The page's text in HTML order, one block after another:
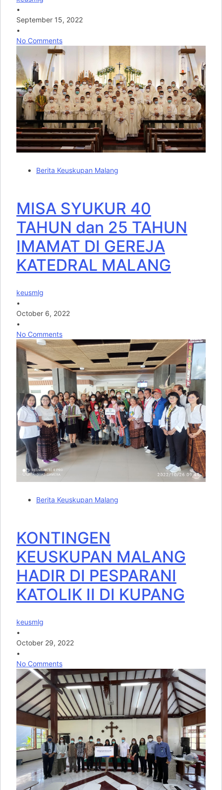
•
September 15, 2022
•
No Comments
Berita Keuskupan Malang
MISA SYUKUR 40
TAHUN dan 25 TAHUN
IMAMAT DI GEREJA
KATEDRAL MALANG
keusmlg
•
October 6, 2022
•
No Comments
Berita Keuskupan Malang
KONTINGEN
KEUSKUPAN MALANG
HADIR DI PESPARANI
KATOLIK II DI KUPANG
keusmlg
•
October 29, 2022
•
No Comments